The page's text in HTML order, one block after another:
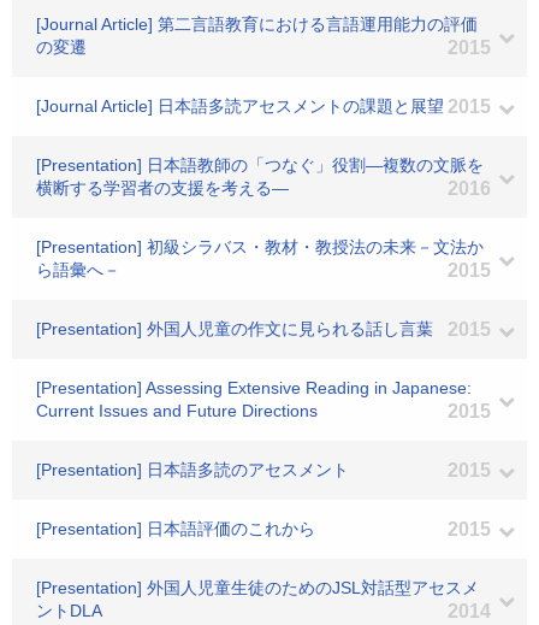
[Journal Article] 第二言語教育における言語運用能力の評価
の変遷
2015
[Journal Article] 日本語多読アセスメントの課題と展望 2015
[Presentation] 日本語教師の「つなぐ」役割―複数の文脈を
横断する学習者の支援を考える―
2016
[Presentation] 初級シラバス・教材・教授法の未来－文法か
ら語彙へ－
2015
[Presentation] 外国人児童の作文に見られる話し言葉 2015
[Presentation] Assessing Extensive Reading in Japanese:
Current Issues and Future Directions
2015
[Presentation] 日本語多読のアセスメント 2015
[Presentation] 日本語評価のこれから 2015
[Presentation] 外国人児童生徒のためのJSL対話型アセスメ
ントDLA
2014